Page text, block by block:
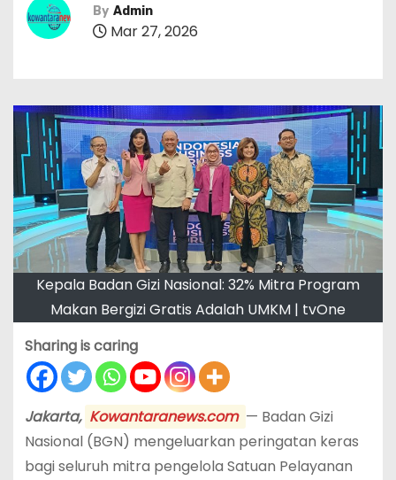
By Admin
Mar 27, 2026
Kepala Badan Gizi Nasional: 32% Mitra Program
Makan Bergizi Gratis Adalah UMKM | tvOne
Sharing is caring
Jakarta, Kowantaranews.com — Badan Gizi
Nasional (BGN) mengeluarkan peringatan keras
bagi seluruh mitra pengelola Satuan Pelayanan